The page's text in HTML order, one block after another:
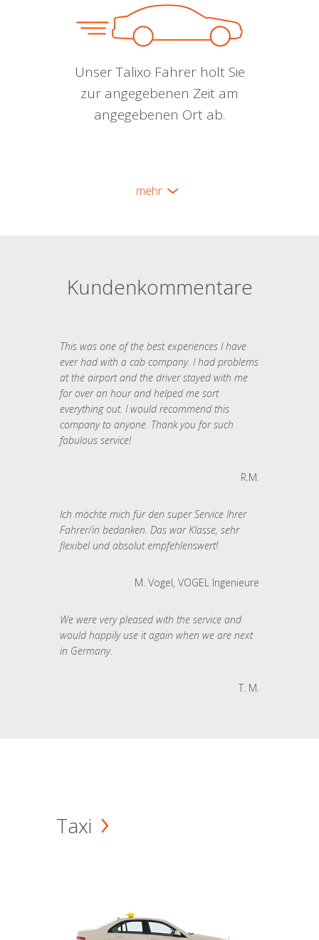
Unser Talixo Fahrer holt Sie
zur angegebenen Zeit am
angegebenen Ort ab.
mehr
Kundenkommentare
This was one of the best experiences I have
ever had with a cab company. I had problems
at the airport and the driver stayed with me
for over an hour and helped me sort
everything out. I would recommend this
company to anyone. Thank you for such
fabulous service!
R.M.
Ich möchte mich für den super Service Ihrer
Fahrer/in bedanken. Das war Klasse, sehr
flexibel und absolut empfehlenswert!
M. Vogel, VOGEL Ingenieure
We were very pleased with the service and
would happily use it again when we are next
in Germany.
T. M.
Taxi